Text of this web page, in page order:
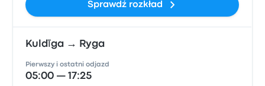
Sprawdź rozkład
Kuldīga → Ryga
Pierwszy i ostatni odjazd
05:00 — 17:25